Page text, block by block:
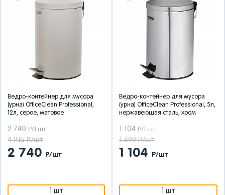
Ведро-контейнер для мусора
(урна) OfficeClean Professional,
12л, серое, матовое
2 740 Р/1 шт
4 215 Р/шт
2 740 Р/шт
1 шт
Ведро-контейнер для мусора
(урна) OfficeClean Professional, 5л,
нержавеющая сталь, хром
1 104 Р/1 шт
1 699 Р/шт
1 104 Р/шт
1 шт